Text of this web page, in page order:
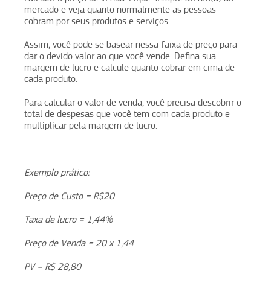
mercado e veja quanto normalmente as pessoas
cobram por seus produtos e serviços.
Assim, você pode se basear nessa faixa de preço para
dar o devido valor ao que você vende. Defina sua
margem de lucro e calcule quanto cobrar em cima de
cada produto.
Para calcular o valor de venda, você precisa descobrir o
total de despesas que você tem com cada produto e
multiplicar pela margem de lucro.
Exemplo prático:
Preço de Custo = R$20
Taxa de lucro = 1,44%
Preço de Venda = 20 x 1,44
PV = R$ 28,80